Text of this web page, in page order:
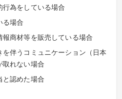
為をしている場合
る場合
商材等を販売している場合
を伴うコミュニケーション（日本
取れない場合
と認めた場合